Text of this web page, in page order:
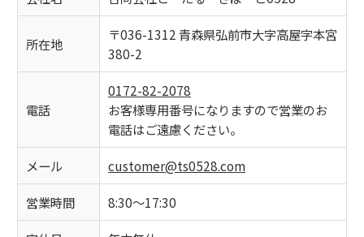
所在地
〒036-1312 青森県弘前市大字高屋字本宮
380-2
電話
0172-82-2078
お客様専用番号になりますので営業のお
電話はご遠慮ください。
メール customer@ts0528.com
営業時間 8:30～17:30